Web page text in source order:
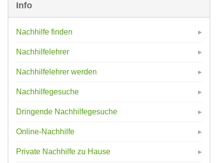
Info
Nachhilfe finden
Nachhilfelehrer
Nachhilfelehrer werden
Nachhilfegesuche
Dringende Nachhilfegesuche
Online-Nachhilfe
Private Nachhilfe zu Hause